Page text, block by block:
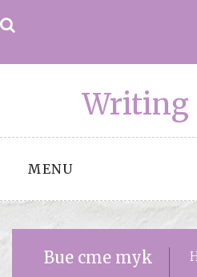
to
Writing
MENU
Вие сте тук